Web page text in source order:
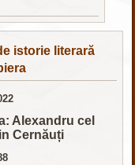
istorie literară
Alexandru cel
Cernăuți